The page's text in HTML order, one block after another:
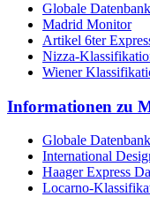
Globale
Madrid Monitor
Artikel 6ter
Nizza-
Wiener
Informationen zu
Globale
International
Haager Express
Locarno-